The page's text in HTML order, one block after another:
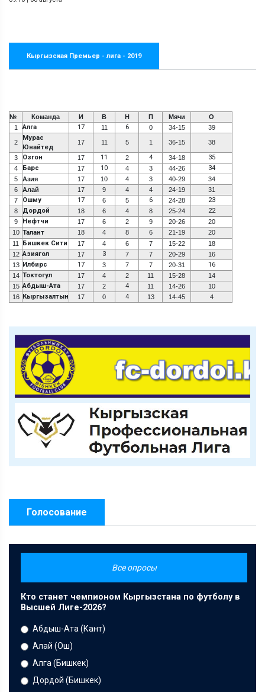
Кыргызская Премьер - лига - 2019
№ Команда И В Н П Мячи
О
1
Алга 17 11 6 0 34-15 39
2
Мурас
Юнайтед
17 11 5 1 36-15 38
3 Озгон 17 11 2 4 34-18 35
4 Барс 17 10 4 3 44-26 34
5 Азия 17 10 4 3 40-29
34
6
Алай 17 9 4 4 24-19
31
7
Ошму 17 6 5 6 24-28 23
8 Дордой 18 6 4 8 25-24 22
9 Нефтчи 17 6 2 9 20-26
20
10 Талант 18 4 8 6 21-19
20
11
Бишкек Сити 17 4 6 7 15-22
18
12 Азиягол 17 3 7 7 20-29
16
13 Илбирс 17 3 7 7 20-31 16
14 Токтогул 17 4 2 11 15-28
14
15 Абдыш-Ата 17 2 4 11 14-26
10
16 Кыргызалтын 17 0 4 13 14-45 4
Голосование
Все опросы
Кто станет чемпионом Кыргызстана по футболу в
Высшей Лиге-2026?
Абдыш-Ата (Кант)
Алай (Ош)
Алга (Бишкек)
Дордой (Бишкек)